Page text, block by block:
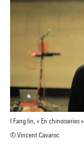
I Fang lin, « En chinoiseries »
© Vincent Cavaroc